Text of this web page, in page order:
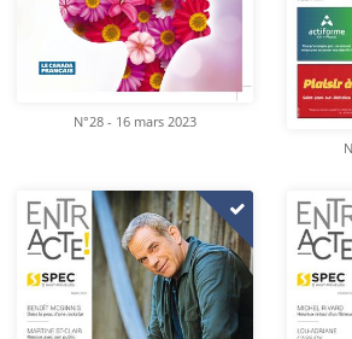
N°28 - 16 mars 2023